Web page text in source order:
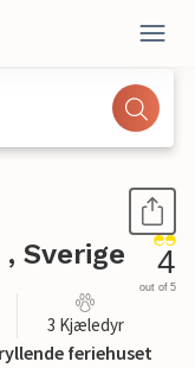
Sverige 4
out of 5
3 Kjæledyr
feriehuset